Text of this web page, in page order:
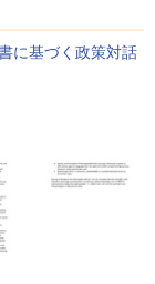
に基づく政策対話